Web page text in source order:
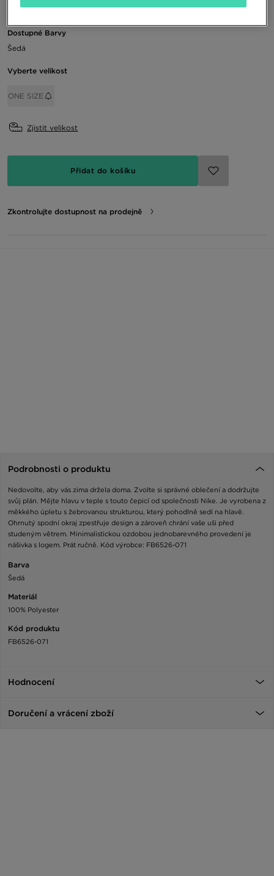
Dostupné Barvy
Šedá
Vyberte velikost
ONE SIZE
Zjistit velikost
Přidat do košíku
Zkontrolujte dostupnost na prodejně
Podrobnosti o produktu
Nedovolte, aby vás zima držela doma. Zvolte si správné oblečení a dodržujte
svůj plán. Mějte hlavu v teple s touto čepicí od společnosti Nike. Je vyrobena z
měkkého úpletu s žebrovanou strukturou, který pohodlně sedí na hlavě.
Ohrnutý spodní okraj zpestřuje design a zároveň chrání vaše uši před
studeným větrem. Minimalistickou ozdobou jednobarevného provedení je
nášivka s logem. Prát ručně. Kód výrobce: FB6526-071
Barva
Šedá
Materiál
100% Polyester
Kód produktu
FB6526-071
Hodnocení
Doručení a vrácení zboží